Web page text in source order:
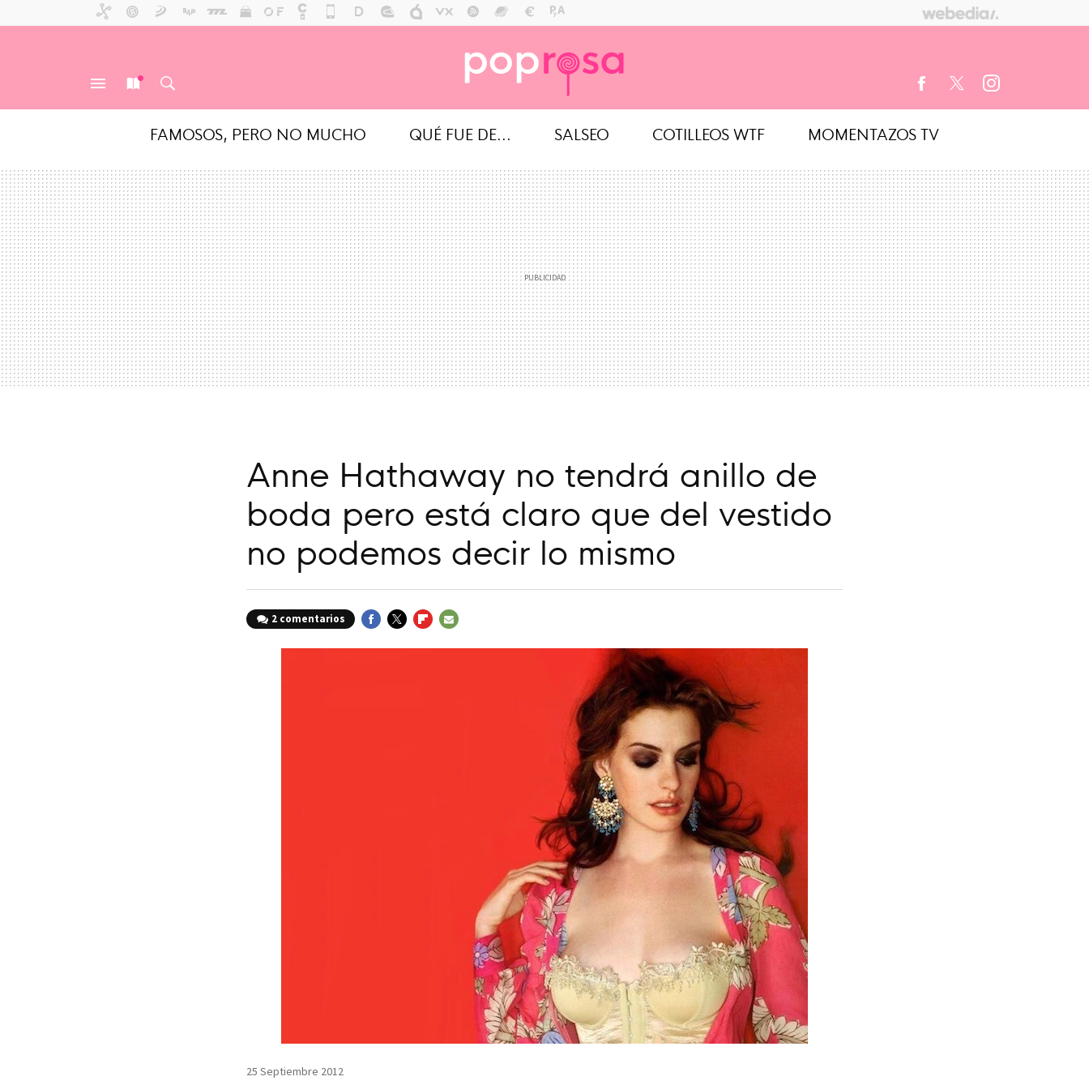
FAMOSOS, PERO NO MUCHO QUÉ FUE DE... SALSEO COTILLEOS WTF MOMENTAZOS TV
Anne Hathaway no tendrá anillo de
boda pero está claro que del vestido
no podemos decir lo mismo
2 comentarios
25 Septiembre 2012